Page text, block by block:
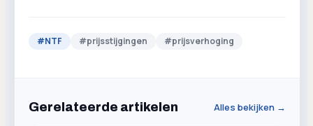
#NTF #prijsstijgingen #prijsverhoging
Gerelateerde artikelen Alles bekijken →